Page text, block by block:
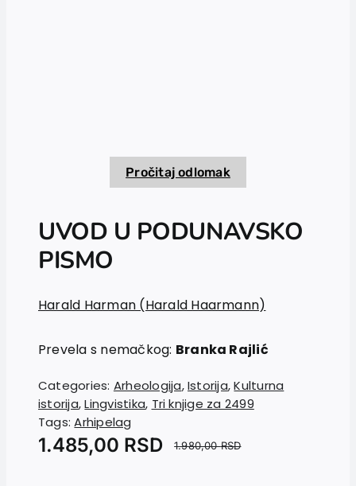
Pročitaj odlomak
UVOD U PODUNAVSKO
PISMO
Harald Harman (Harald Haarmann)
Prevela s nemačkog: Branka Rajlić
Categories: Arheologija,Istorija,Kulturna
istorija,Lingvistika, Tri knjige za 2499
Tags:Arhipelag
1.980,00RSD
1.485,00 RSD